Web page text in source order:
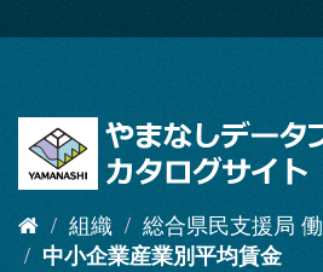
キ
組織
総合県民支援局
中小企業産業別平均賃金